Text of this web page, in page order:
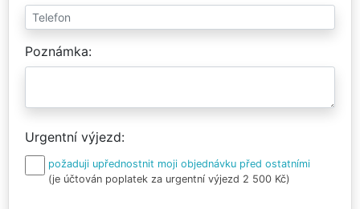
Poznámka
Urgentní výjezd
požaduji upřednostnit moji objednávku před ostatními
(je účtován poplatek za urgentní výjezd 2 500 Kč)